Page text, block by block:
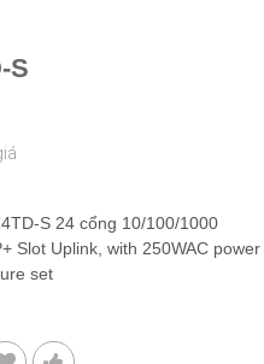
S
S 24 cổng 10/100/1000
Slot Uplink, with 250WAC power
set